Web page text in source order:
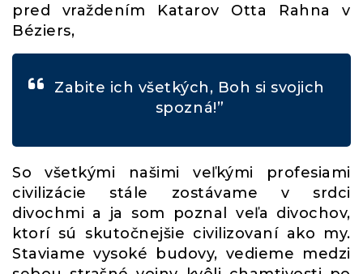
pred vraždením Katarov Otta Rahna v
Béziers,
Zabite ich všetkých, Boh si svojich
spozná!”
So všetkými našimi veľkými profesiami
civilizácie stále zostávame v srdci
divochmi a ja som poznal veľa divochov,
ktorí sú skutočnejšie civilizovaní ako my.
Staviame vysoké budovy, vedieme medzi